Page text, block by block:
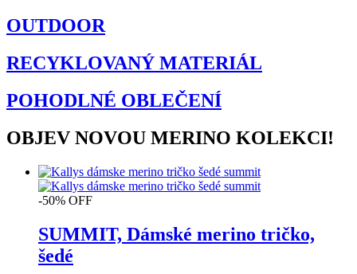
OUTDOOR
RECYKLOVANÝ MATERIÁL
POHODLNÉ OBLEČENÍ
OBJEV NOVOU MERINO KOLEKCI!
-50% OFF
SUMMIT, Dámské merino tričko,
šedé